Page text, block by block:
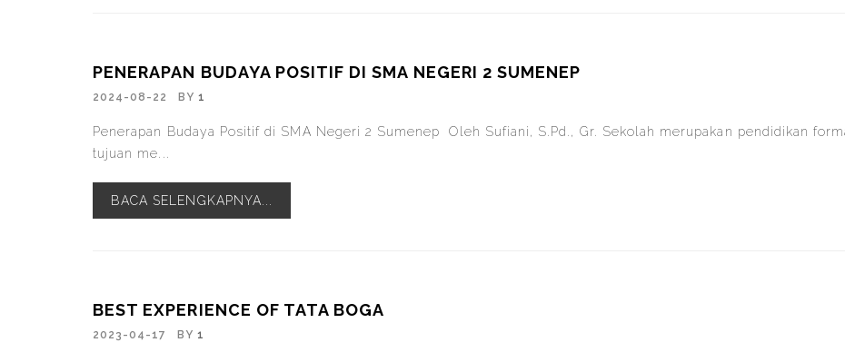
PENERAPAN BUDAYA POSITIF DI SMA NEGERI 2 SUMENEP
2024-08-22 BY 1
Penerapan Budaya Positif di SMA Negeri 2 Sumenep Oleh Sufiani, S.Pd., Gr. Sekolah merupakan pendidikan
tujuan me...
BACA SELENGKAPNYA...
BEST EXPERIENCE OF TATA BOGA
2023-04-17 BY 1